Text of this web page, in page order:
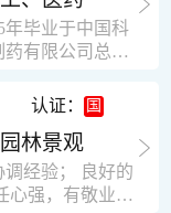
开阔敏捷，极富
。参于管理的
，4000平方，
平方，框架
于郑州市荥阳
然气公司基地
有15层办公楼及
结构。住宅楼4
。1989年至19
任职江苏雨润
理兼工程总工
业内部管理和
程及房地产公
力和商务谈判
好职业道德、有
承受巨大工作压
年毕业于中国科
有限公司总工
业药师，中国
院津贴专家。
艺国家发明专
认证：
林景观
经验； 良好的
心强，有敬业创